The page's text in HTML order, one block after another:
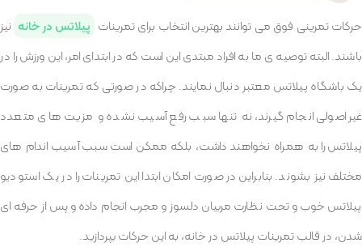
حرکات تمرینی فوق می توانند بهترین انتخاب برای تمرینات پیلاتس در خانه نیز
باشند. البته توصیه ی ما به افراد مبتدی این است که در ابتدای امر، این ورزش را در
یک باشگاه پیلاتس معتبر دنبال نمایند. چراکه در صورتی که تمرینات به صورت
غیر اصولی انجام گیرند، نه تنها سبب رفع آسیب نشده و مزیت های متعدد
پیلاتس را به همراه نخواهند داشت، بلکه ممکن است سبب آسیب اندام های
مختلف نیز بشوند. بنابراین در صورت امکان ابتدا این تمرینات را در یک استودیو
پیلاتس خوب و تحت نظارت مربیان دلسوز و مجرب انجام داده و پس از حرفه ای
شدن، در قالب تمرینات پیلاتس در خانه، به این حرکات بپردازید.